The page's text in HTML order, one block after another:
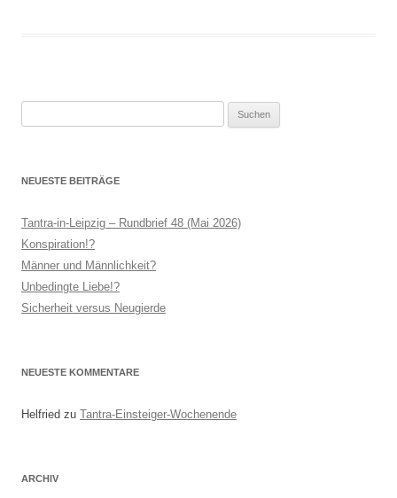
NEUESTE BEITRÄGE
Tantra-in-Leipzig – Rundbrief 48 (Mai 2026)
Konspiration!?
Männer und Männlichkeit?
Unbedingte Liebe!?
Sicherheit versus Neugierde
NEUESTE KOMMENTARE
Helfried zu Tantra-Einsteiger-Wochenende
ARCHIV